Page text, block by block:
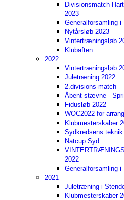
Divisionsmatch
2023
Generalforsamling i
Nytårsløb 2023
Vintertræningsløb
Klubaften
2022
Vintertræningsløb
Juletræning 2022
2.divisions-match
Åbent stævne -
Fidusløb 2022
WOC2022 for
Klubmesterskaber
Sydkredsens
Natcup Syd
2022_
Generalforsamling i
2021
Juletræning i
Klubmesterskaber